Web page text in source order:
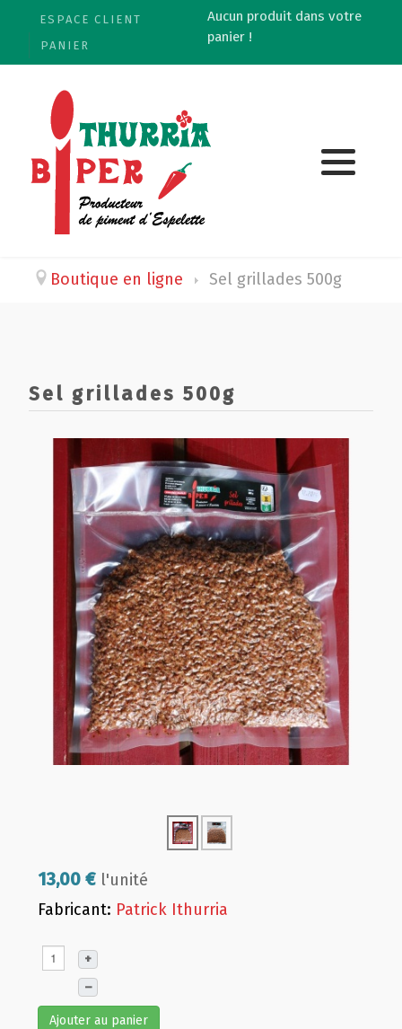
ESPACE CLIENT
PANIER
Aucun produit dans votre
panier !
Boutique en ligne Sel grillades 500g
Sel grillades 500g
13,00 € l'unité
Fabricant: Patrick Ithurria
+
–
Ajouter au panier